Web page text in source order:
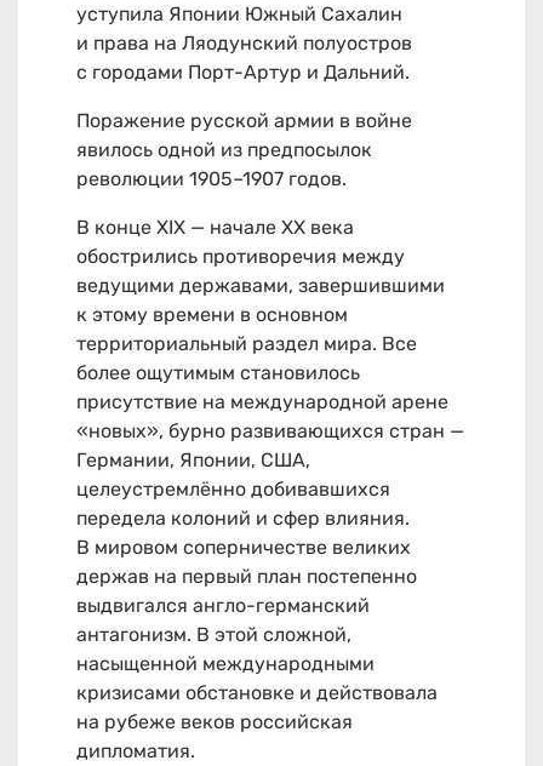
уступила Японии Южный Сахалин
и права на Ляодунский полуостров
с городами Порт-Артур и Дальний.
Поражение русской армии в войне
явилось одной из предпосылок
революции 1905–1907 годов.
В конце XIX — начале XX века
обострились противоречия между
ведущими державами, завершившими
к этому времени в основном
территориальный раздел мира. Все
более ощутимым становилось
присутствие на международной арене
«новых», бурно развивающихся стран —
Германии, Японии, США,
целеустремлённо добивавшихся
передела колоний и сфер влияния.
В мировом соперничестве великих
держав на первый план постепенно
выдвигался англо-германский
антагонизм. В этой сложной,
насыщенной международными
кризисами обстановке и действовала
на рубеже веков российская
дипломатия.